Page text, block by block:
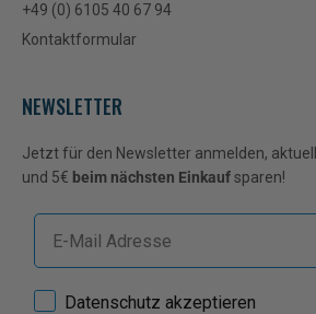
+49 (0) 6105 40 67 94
Kontaktformular
NEWSLETTER
Jetzt für den Newsletter anmelden,
und 5€ beim nächsten Einkaufsparen!
E-mail
How would you like to hear from us?
Datenschutz akzeptieren